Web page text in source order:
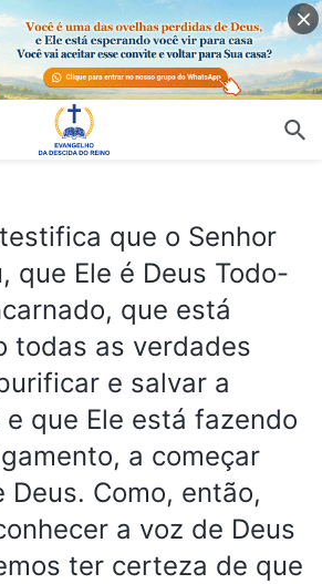
que o Senhor
que Ele é Deus Todo-
que está
todas as verdades
e salvar a
que Ele está fazendo
a começar
Deus. Como, então,
a voz de Deus
ter certeza de que